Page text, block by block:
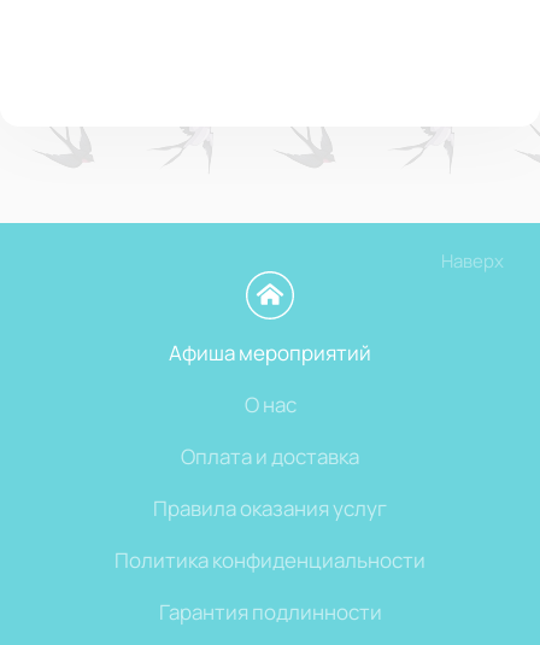
Наверх
Афиша мероприятий
О нас
Оплата и доставка
Правила оказания услуг
Политика конфиденциальности
Гарантия подлинности